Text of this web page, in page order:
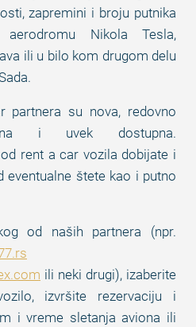
zapremini i broju putnika
Nikola Tesla,
ili u bilo kom drugom delu
partnera su nova, redovno
i uvek dostupna.
rent a car vozila dobijate i
štete kao i putno
od naših partnera (npr.
ili neki drugi), izaberite
izvršite rezervaciju i
i vreme sletanja aviona ili